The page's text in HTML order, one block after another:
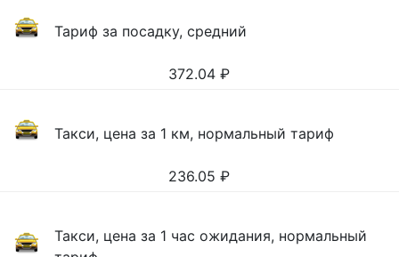
Тариф за посадку, средний
372.04 ₽
Такси, цена за 1 км, нормальный тариф
236.05 ₽
Такси, цена за 1 час ожидания, нормальный